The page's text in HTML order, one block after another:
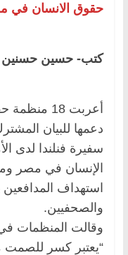
حقوق الانسان في
كتب- حسين حسنين
أعربت 18
دعمها للبيان
سفيرة فنلندا لدى
الإنسان في مصر
استهداف
والصحفيين.
وقالت المنظمات في